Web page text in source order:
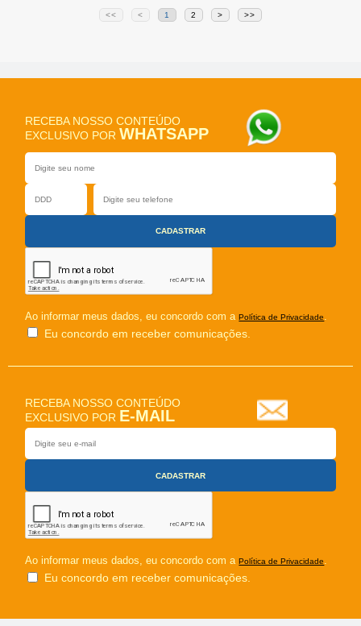
<< < 1 2 > >>
RECEBA NOSSO CONTEÚDO
EXCLUSIVO POR WHATSAPP
Ao informar meus dados, eu concordo com aPolítica de Privacidade
Eu concordo em receber comunicações.
RECEBA NOSSO CONTEÚDO
EXCLUSIVO POR E-MAIL
Ao informar meus dados, eu concordo com aPolítica de Privacidade.
Eu concordo em receber comunicações.